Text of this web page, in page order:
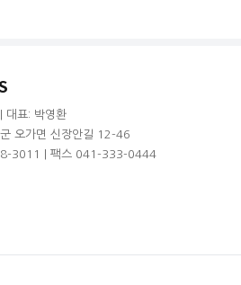
대표: 박영환
오가면 신장안길 12-46
3011 | 팩스 041-333-0444